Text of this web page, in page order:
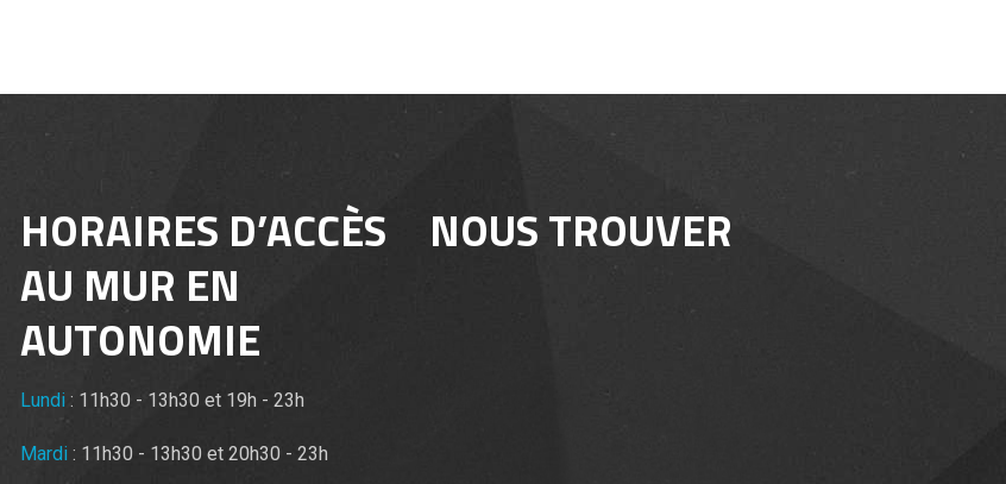
HORAIRES D’ACCÈS
AU MUR EN
AUTONOMIE
Lundi : 11h30 - 13h30 et 19h - 23h
Mardi : 11h30 - 13h30 et 20h30 - 23h
NOUS TROUVER